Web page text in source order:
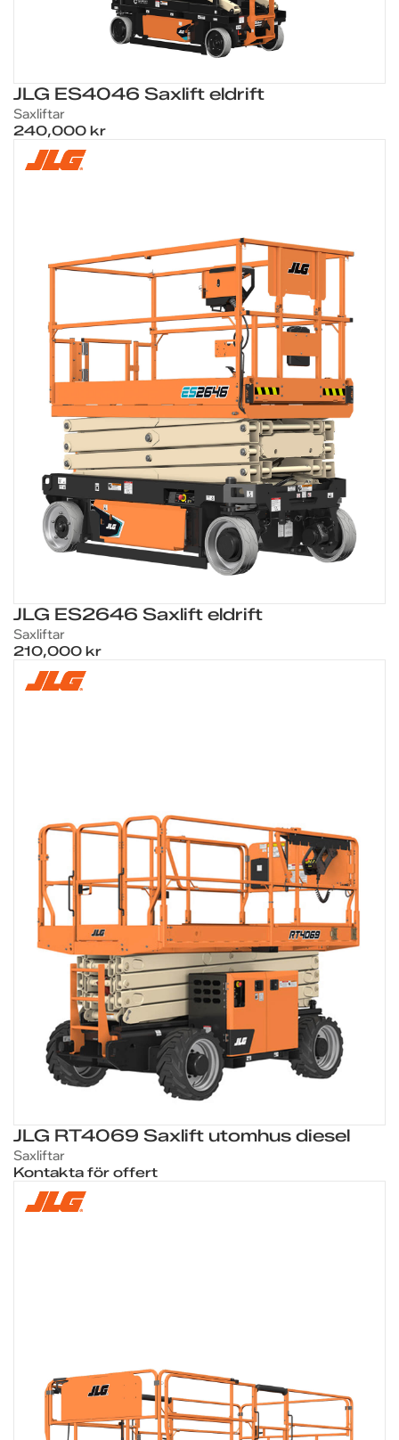
JLG ES4046 Saxlift eldrift
Saxliftar
240,000 kr
JLG ES2646 Saxlift eldrift
Saxliftar
210,000 kr
JLG RT4069 Saxlift utomhus diesel
Saxliftar
Kontakta för offert